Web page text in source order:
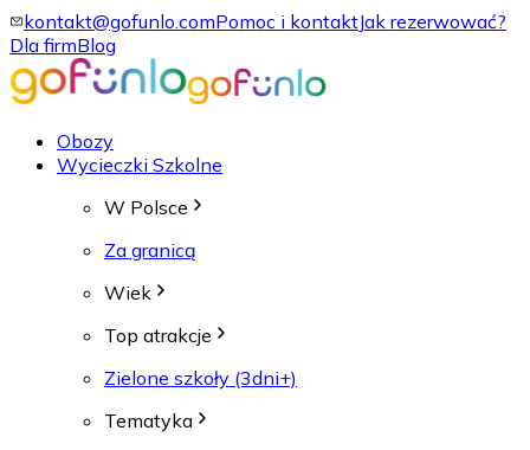
kontakt@gofunlo.comPomoc i kontaktJak rezerwować?
Dla firmBlog
Obozy
Wycieczki Szkolne
W Polsce
Za granicą
Wiek
Top atrakcje
Zielone szkoły (3dni+)
Tematyka